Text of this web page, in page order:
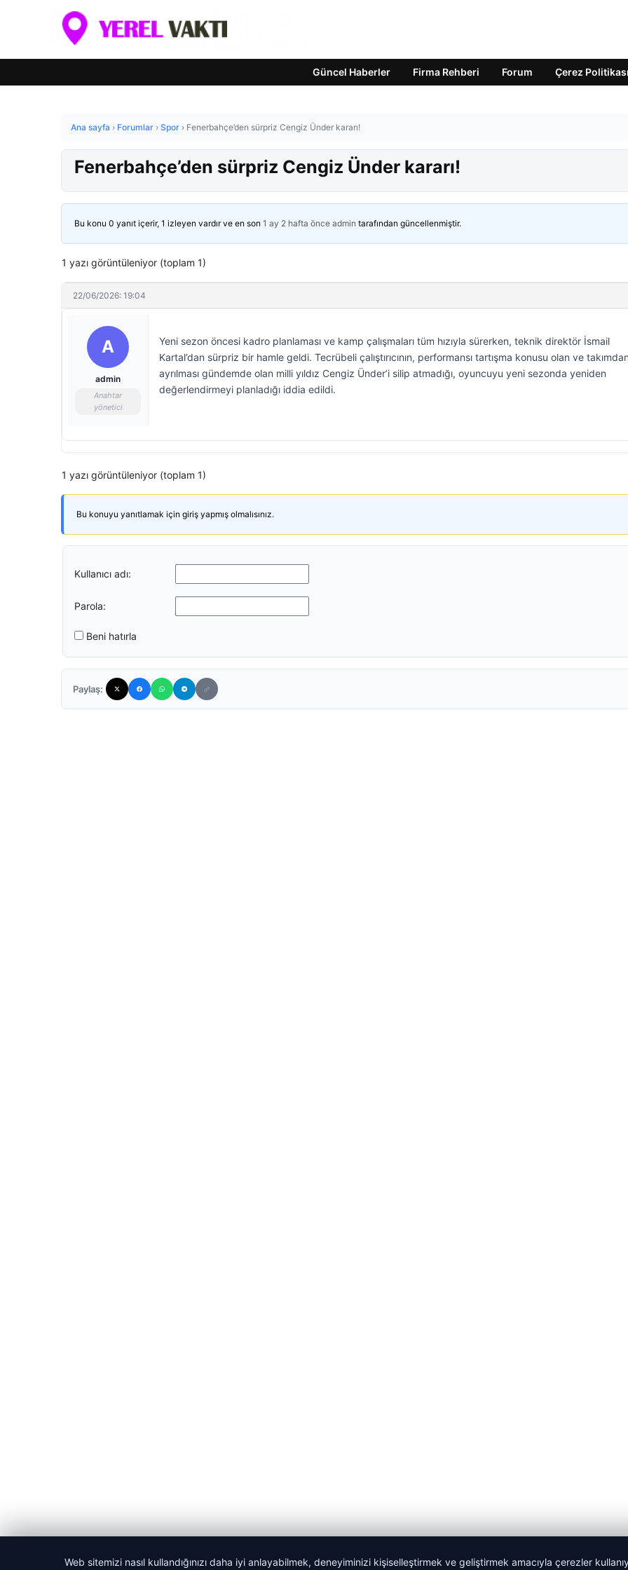
Güncel Haberler Firma Rehberi Forum Çerez Politikası
Ana sayfa › Forumlar › Spor › Fenerbahçe’den sürpriz Cengiz Ünder kararı!
Fenerbahçe’den sürpriz Cengiz Ünder kararı!
Bu konu 0 yanıt içerir, 1 izleyen vardır ve en son 1 ay 2 hafta önce admin tarafından güncellenmiştir.
1 yazı görüntüleniyor (toplam 1)
22/06/2026: 19:04
A
admin
Anahtar
yönetici
Yeni sezon öncesi kadro planlaması ve kamp çalışmaları tüm hızıyla sürerken, teknik direktör İsmail
Kartal’dan sürpriz bir hamle geldi. Tecrübeli çalıştırıcının, performansı tartışma konusu olan ve takımdan
ayrılması gündemde olan milli yıldız Cengiz Ünder’i silip atmadığı, oyuncuyu yeni sezonda yeniden
değerlendirmeyi planladığı iddia edildi.
1 yazı görüntüleniyor (toplam 1)
Bu konuyu yanıtlamak için giriş yapmış olmalısınız.
Kullanıcı adı:
Parola:
Beni hatırla
Paylaş:
© 2026 Yerel Vakti – Güncel Haberler
Web sitemizi nasıl kullandığınızı daha iyi anlayabilmek, deneyiminizi kişiselleştirmek ve geliştirmek amacıyla çerezler